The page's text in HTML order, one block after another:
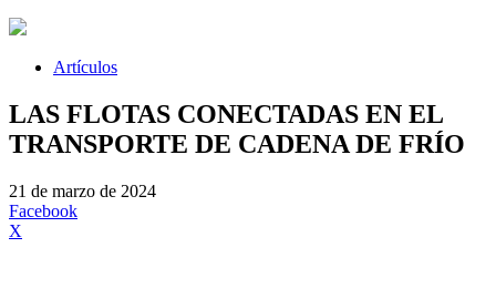
Artículos
LAS FLOTAS CONECTADAS EN EL
TRANSPORTE DE CADENA DE FRÍO
21 de marzo de 2024
Facebook
X